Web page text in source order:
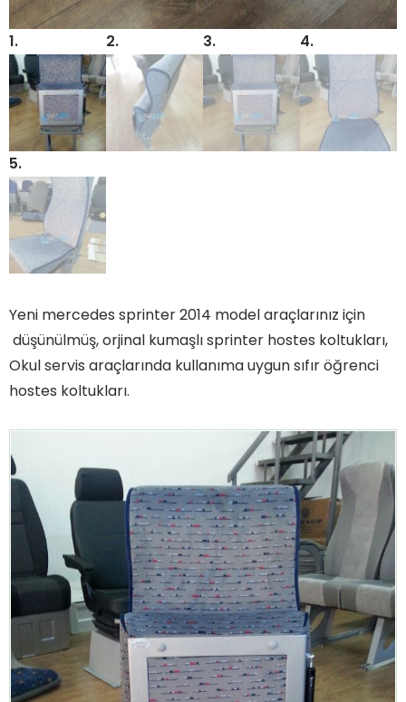
Yeni mercedes sprinter 2014 model araçlarınız için
düşünülmüş, orjinal kumaşlı sprinter hostes koltukları,
Okul servis araçlarında kullanıma uygun sıfır öğrenci
hostes koltukları.